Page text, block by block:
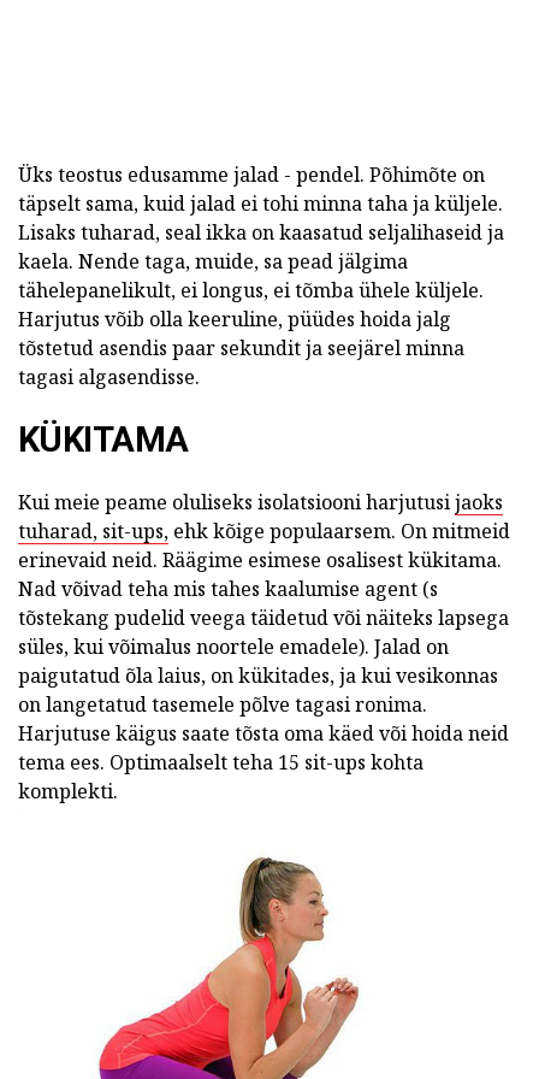
Üks teostus edusamme jalad - pendel. Põhimõte on
täpselt sama, kuid jalad ei tohi minna taha ja küljele.
Lisaks tuharad, seal ikka on kaasatud seljalihaseid ja
kaela. Nende taga, muide, sa pead jälgima
tähelepanelikult, ei longus, ei tõmba ühele küljele.
Harjutus võib olla keeruline, püüdes hoida jalg
tõstetud asendis paar sekundit ja seejärel minna
tagasi algasendisse.
KÜKITAMA
Kui meie peame oluliseks isolatsiooni harjutusijaoks
tuharad, sit-ups, ehk kõige populaarsem. On mitmeid
erinevaid neid. Räägime esimese osalisest kükitama.
Nad võivad teha mis tahes kaalumise agent (s
tõstekang pudelid veega täidetud või näiteks lapsega
süles, kui võimalus noortele emadele). Jalad on
paigutatud õla laius, on kükitades, ja kui vesikonnas
on langetatud tasemele põlve tagasi ronima.
Harjutuse käigus saate tõsta oma käed või hoida neid
tema ees. Optimaalselt teha 15 sit-ups kohta
komplekti.